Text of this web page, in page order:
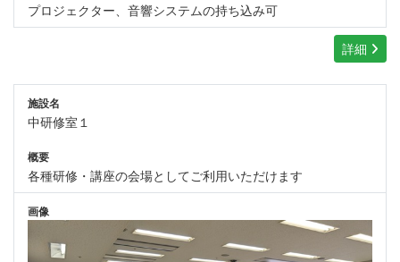
プロジェクター、音響システムの持ち込み可
詳細
施設名
中研修室１
概要
各種研修・講座の会場としてご利用いただけます
画像